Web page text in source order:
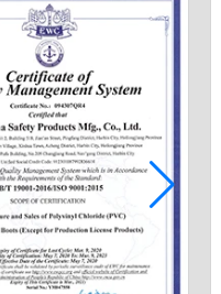
Botas de lluvia para
niñas de invierno
rosa 585-P con forro
de piel